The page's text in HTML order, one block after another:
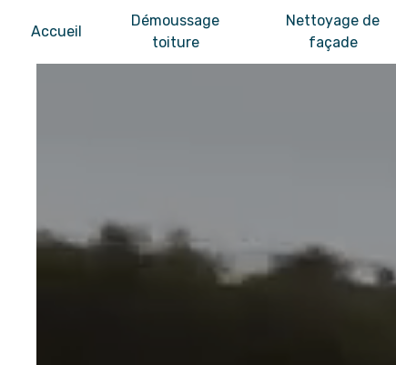
Accueil
Démoussage
toiture
Nettoyage de
façade
Panneau de gestion des cookies